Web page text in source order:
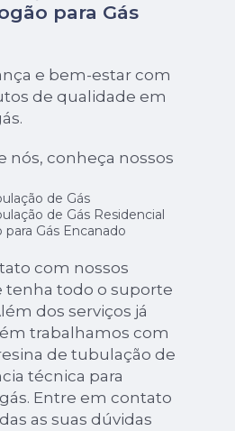
para Gás
e bem-estar com
de qualidade em
nós, conheça nossos
de Gás
de Gás Residencial
Gás Encanado
com nossos
tenha todo o suporte
dos serviços já
trabalhamos com
de tubulação de
técnica para
Entre em contato
as suas dúvidas